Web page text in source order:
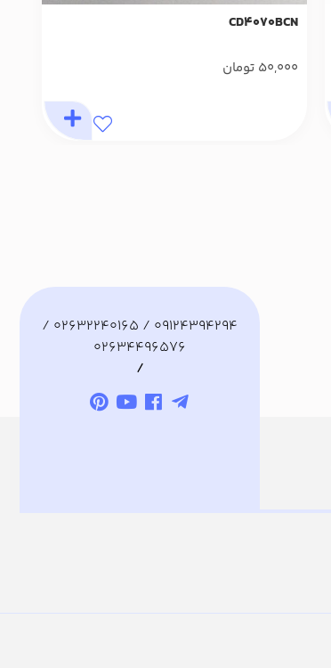
CD4070BCN
50,000 تومان
09124394294 / 02632240165 /
02634496576
/